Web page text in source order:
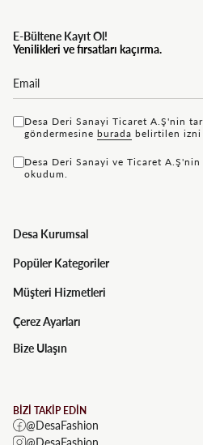
E-Bültene Kayıt Ol!
Yenilikleri ve fırsatları kaçırma.
Desa Deri Sanayi Ticaret A.Ş'nin
göndermesine bu rada belirtilen izni
Desa Deri Sanayi ve Ticaret A.Ş'nin
okudum.
Desa Kurumsal
Popüler Kategoriler
Müşteri Hizmetleri
Çerez Ayarları
Bize Ulaşın
BİZİ TAKİP EDİN
@DesaFashion
@DesaFashion